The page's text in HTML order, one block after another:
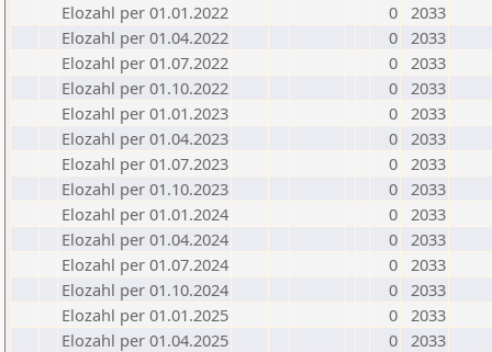
Elozahl per 01.01.2022
0 2033
Elozahl per 01.04.2022
0 2033
Elozahl per 01.07.2022
0 2033
Elozahl per 01.10.2022
0 2033
Elozahl per 01.01.2023
0 2033
Elozahl per 01.04.2023
0 2033
Elozahl per 01.07.2023
0 2033
Elozahl per 01.10.2023
0 2033
Elozahl per 01.01.2024
0 2033
Elozahl per 01.04.2024
0 2033
Elozahl per 01.07.2024
0 2033
Elozahl per 01.10.2024
0 2033
Elozahl per 01.01.2025
0 2033
Elozahl per 01.04.2025
0 2033